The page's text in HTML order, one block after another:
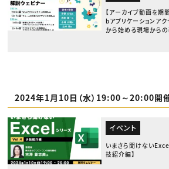
【アーカイブ動画を期
bアプリケーションア
から始める現場からの
2024年1月10日（水）19:00～20:00開
イベント
いまさら聞けない
技紹介編】